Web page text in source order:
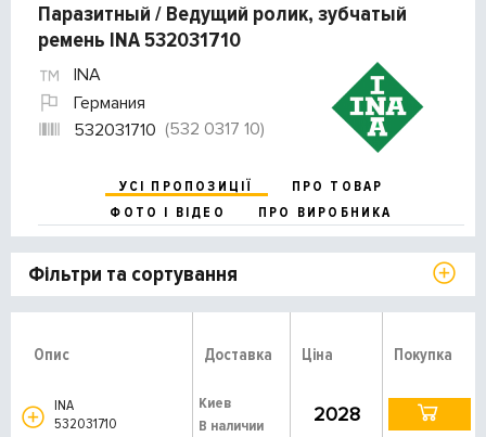
Паразитный / Ведущий ролик, зубчатый
ремень INA 532031710
INA
Германия
532031710 (532 0317 10)
УСІ ПРОПОЗИЦІЇ
ПРО ТОВАР
ФОТО І ВІДЕО
ПРО ВИРОБНИКА
Фільтри та сортування
Опис Доставка Ціна Покупка
INA
532031710
Киев
В наличии
2028